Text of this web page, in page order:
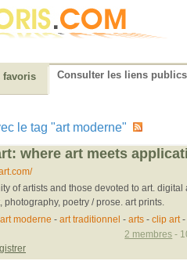
favoris Consulter les liens publics
le tag "art moderne"
where art meets
of artists and those devoted to art.
photography, poetry / prose. art prints.
art moderne - art traditionnel - arts- clip art-
2 membres -